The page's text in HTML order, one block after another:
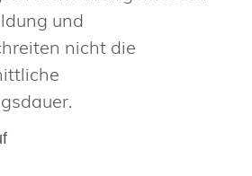
und
nicht die